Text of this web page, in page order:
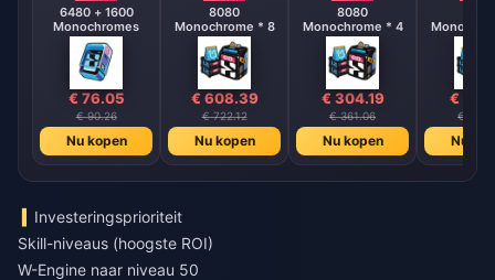
6480 + 1600
Monochromes
€ 76.05
€ 90.26
Nu kopen
8080
Monochrome * 8
€ 608.39
€ 722.12
Nu kopen
8080
Monochrome * 4
€ 304.19
€ 361.06
Nu kopen
€
€
Nu
Investeringsprioriteit
Skill-niveaus (hoogste ROI)
W-Engine naar niveau 50